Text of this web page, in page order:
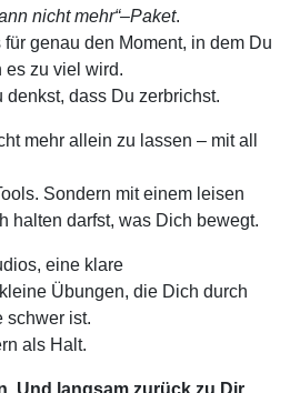
nicht mehr“–Paket.
genau den Moment, in dem Du
es zu viel wird.
dass Du zerbrichst.
mehr allein zu lassen – mit all
Sondern mit einem leisen
halten darfst, was Dich bewegt.
eine klare
Übungen, die Dich durch
schwer ist.
als Halt.
Und langsam zurück zu Dir